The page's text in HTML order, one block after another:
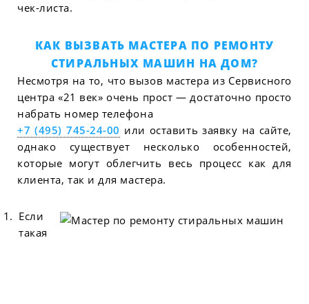
чек-листа.
КАК ВЫЗВАТЬ МАСТЕРА ПО РЕМОНТУ
СТИРАЛЬНЫХ МАШИН НА ДОМ?
Несмотря на то, что вызов мастера из Сервисного
центра «21 век» очень прост — достаточно просто
набрать номер телефона
+7 (495) 745-24-00 или оставить заявку на сайте,
однако существует несколько особенностей,
которые могут облегчить весь процесс как для
клиента, так и для мастера.
Если
такая